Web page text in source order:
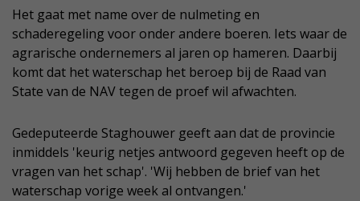
Het gaat met name over de nulmeting en
schaderegeling voor onder andere boeren. Iets waar de
agrarische ondernemers al jaren op hameren. Daarbij
komt dat het waterschap het beroep bij de Raad van
State van de NAV tegen de proef wil afwachten.
Gedeputeerde Staghouwer geeft aan dat de provincie
inmiddels 'keurig netjes antwoord gegeven heeft op de
vragen van het schap'. 'Wij hebben de brief van het
waterschap vorige week al ontvangen.'